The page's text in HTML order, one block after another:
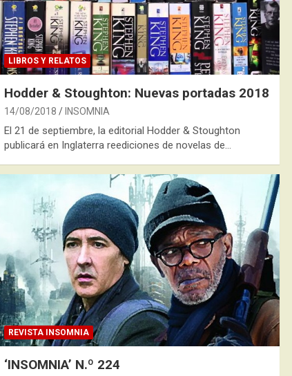
LIBROS Y RELATOS
Hodder & Stoughton: Nuevas portadas 2018
14/08/2018 INSOMNIA
El 21 de septiembre, la editorial Hodder & Stoughton
publicará en Inglaterra reediciones de novelas de…
REVISTA INSOMNIA
‘INSOMNIA’ N.º 224